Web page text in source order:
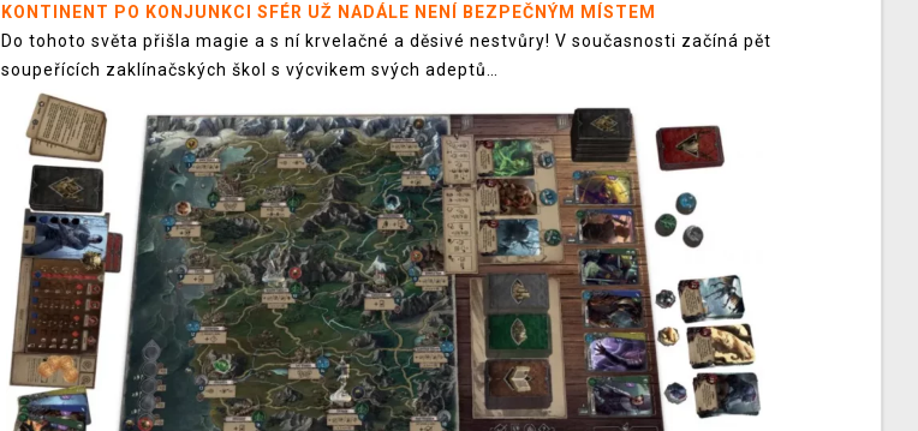
KONTINENT PO KONJUNKCI SFÉR UŽ NADÁLE NENÍ BEZPEČNÝM MÍSTEM
Do tohoto světa přišla magie a s ní krvelačné a děsivé nestvůry! V současnosti začíná pět
soupeřících zaklínačských škol s výcvikem svých adeptů…